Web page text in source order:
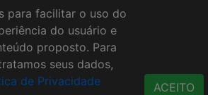
para facilitar o uso do
do usuário e
proposto. Para
seus dados,
de Privacidade ACEITO